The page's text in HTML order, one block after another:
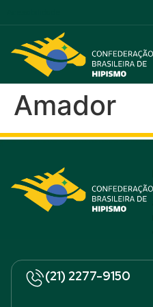
Amador
(21) 2277-9150